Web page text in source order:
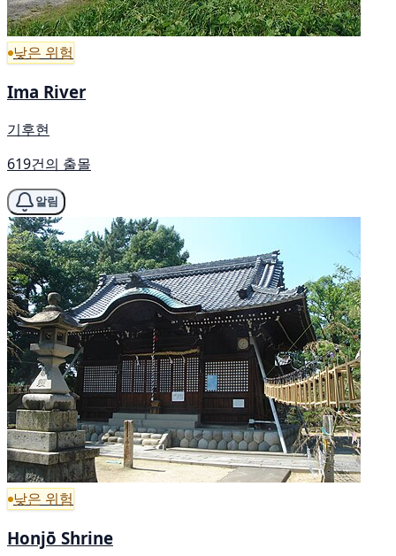
낮은 위험
Ima River
기후현
619건의 출몰
알림
낮은 위험
Honjō Shrine